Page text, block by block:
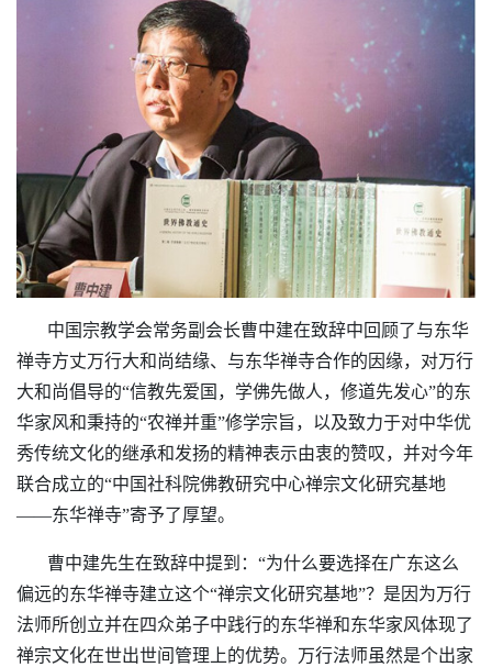
中国宗教学会常务副会长曹中建在致辞中回顾了与东华
禅寺方丈万行大和尚结缘、与东华禅寺合作的因缘，对万行
大和尚倡导的“信教先爱国，学佛先做人，修道先发心”的东
华家风和秉持的“农禅并重”修学宗旨，以及致力于对中华优
秀传统文化的继承和发扬的精神表示由衷的赞叹，并对今年
联合成立的“中国社科院佛教研究中心禅宗文化研究基地
——东华禅寺”寄予了厚望。
曹中建先生在致辞中提到：“为什么要选择在广东这么
偏远的东华禅寺建立这个“禅宗文化研究基地”？是因为万行
法师所创立并在四众弟子中践行的东华禅和东华家风体现了
禅宗文化在世出世间管理上的优势。万行法师虽然是个出家